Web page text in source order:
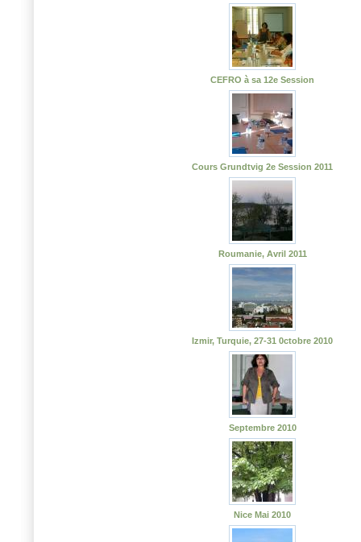
CEFRO à sa 12e Session
Cours Grundtvig 2e Session 2011
Roumanie, Avril 2011
Izmir, Turquie, 27-31 0ctobre 2010
Septembre 2010
Nice Mai 2010